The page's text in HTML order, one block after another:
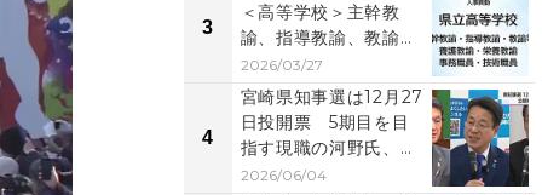
3
＜高等学校＞主幹教
諭、指導教諭、教諭
等、養護教諭、事務職
員、...
2026/03/27
4
宮崎県知事選は12月27
日投開票 5期目を目
指す現職の河野氏、元
県議の右松氏、元...
2026/06/04